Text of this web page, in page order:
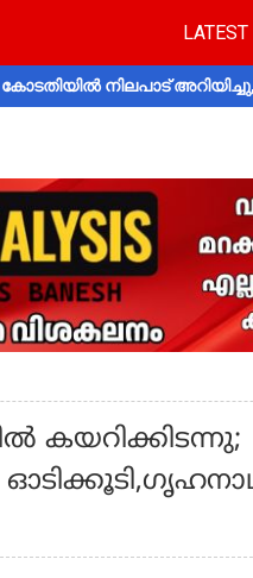
LATEST
നിലപാട്
കയറിക്കിടന്നു;